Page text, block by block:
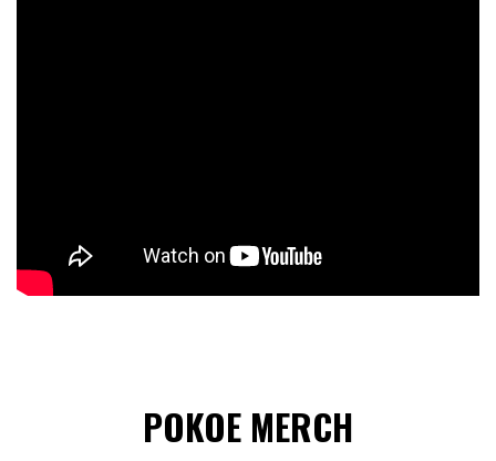
POKOE MERCH